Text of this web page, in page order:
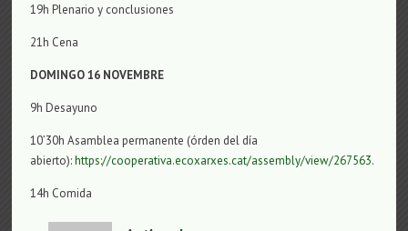
19h Plenario y conclusiones
21h Cena
DOMINGO 16 NOVEMBRE
9h Desayuno
10’30h Asamblea permanente (órden del día
abierto):https://cooperativa.ecoxarxes.cat/assembly/view/267563.
14h Comida